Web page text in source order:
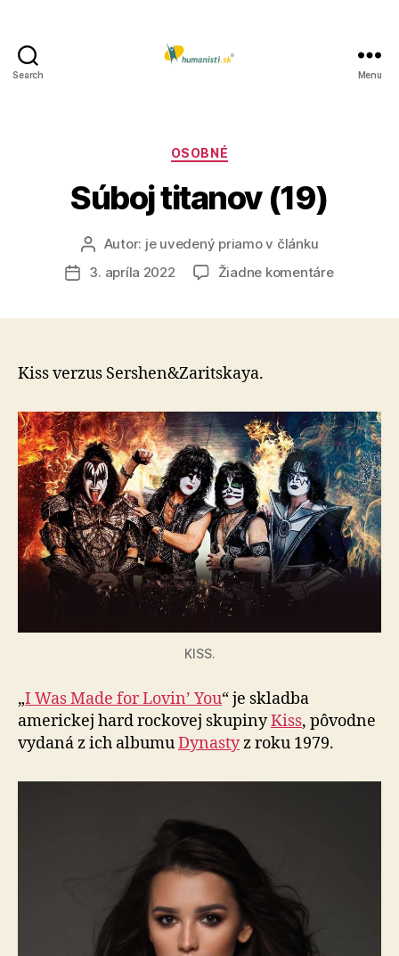
Search Menu
Kategórie
OSOBNÉ
Súboj titanov (19)
Autor
článku
Autor: je uvedený priamo v článku
Dátum
3. apríla 2022 Žiadne komentárena
Kiss verzus Sershen&Zaritskaya.
KISS.
„I Was Made for Lovin’ You“ je skladba
americkej hard rockovej skupinyKiss, pôvodne
vydaná z ich albumuDynastyz roku 1979.